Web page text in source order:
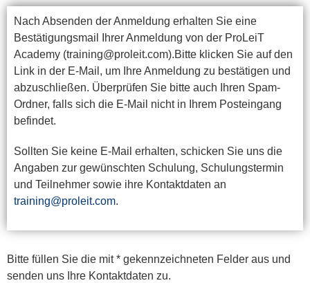
News
&
Events
Partner
Über
ProLeiT
Nach Absenden der Anmeldung erhalten Sie eine
Bestätigungsmail Ihrer Anmeldung von der ProLeiT
Academy (training@proleit.com).Bitte klicken Sie auf den
Link in der E-Mail, um Ihre Anmeldung zu bestätigen und
abzuschließen. Überprüfen Sie bitte auch Ihren Spam-
Ordner, falls sich die E-Mail nicht in Ihrem Posteingang
befindet.
Sollten Sie keine E-Mail erhalten, schicken Sie uns die
Angaben zur gewünschten Schulung, Schulungstermin
und Teilnehmer sowie ihre Kontaktdaten an
training@proleit.com.
Bitte füllen Sie die mit * gekennzeichneten Felder aus und
senden uns Ihre Kontaktdaten zu.